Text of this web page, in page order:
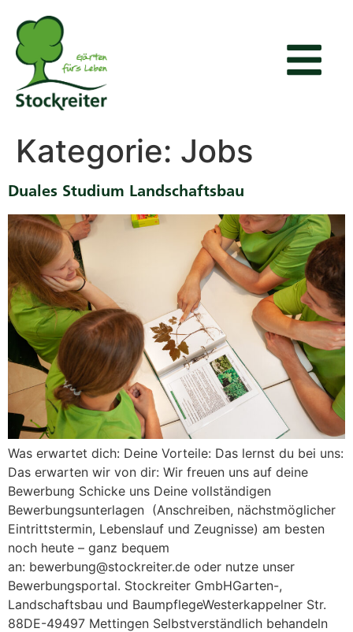
Kategorie: Jobs
Duales Studium Landschaftsbau
Was erwartet dich: Deine Vorteile: Das lernst du bei uns:
Das erwarten wir von dir: Wir freuen uns auf deine
Bewerbung Schicke uns Deine vollständigen
Bewerbungsunterlagen (Anschreiben, nächstmöglicher
Eintrittstermin, Lebenslauf und Zeugnisse) am besten
noch heute – ganz bequem
an: bewerbung@stockreiter.de oder nutze unser
Bewerbungsportal. Stockreiter GmbHGarten-,
Landschaftsbau und BaumpflegeWesterkappelner Str.
88DE-49497 Mettingen Selbstverständlich behandeln